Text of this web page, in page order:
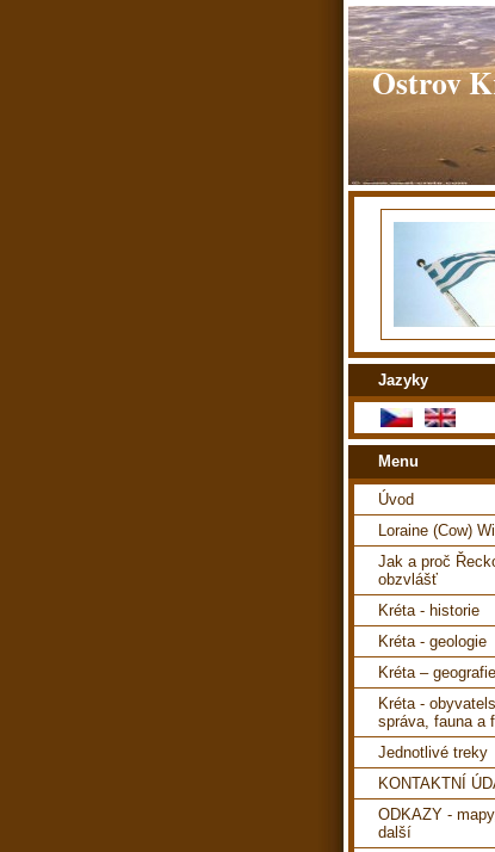
Ostrov
Jazyky
Menu
Úvod
Loraine (Cow)
Jak a proč
obzvlášť
Kréta - historie
Kréta - geologie
Kréta –
Kréta -
správa, fauna a
Jednotlivé treky
KONTAKTNÍ
ODKAZY -
další